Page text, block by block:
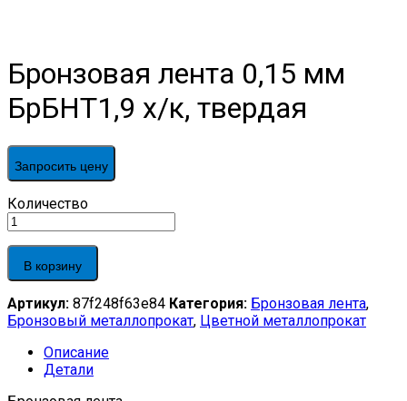
Бронзовая лента 0,15 мм
БрБНТ1,9 х/к, твердая
Запросить цену
Бронзовая
лента
0,15
мм
БрБНТ1,9
к,
твердая
Количество
В корзину
Артикул: 87f248f63e84 Категория: Бронзовая лента,
Бронзовый металлопрокат, Цветной металлопрокат
Описание
Детали